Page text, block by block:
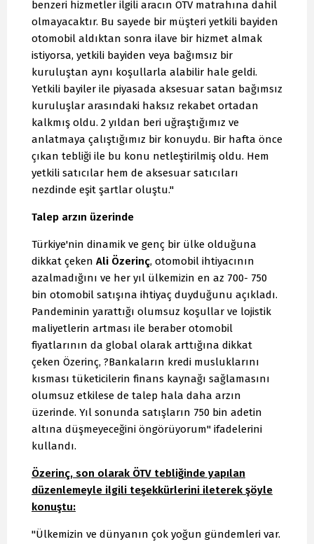
benzeri hizmetler ilgili aracın ÖTV matrahına dahil
olmayacaktır. Bu sayede bir müşteri yetkili bayiden
otomobil aldıktan sonra ilave bir hizmet almak
istiyorsa, yetkili bayiden veya bağımsız bir
kuruluştan aynı koşullarla alabilir hale geldi.
Yetkili bayiler ile piyasada aksesuar satan bağımsız
kuruluşlar arasındaki haksız rekabet ortadan
kalkmış oldu. 2 yıldan beri uğraştığımız ve
anlatmaya çalıştığımız bir konuydu. Bir hafta önce
çıkan tebliği ile bu konu netleştirilmiş oldu. Hem
yetkili satıcılar hem de aksesuar satıcıları
nezdinde eşit şartlar oluştu."
Talep arzın üzerinde
Türkiye'nin dinamik ve genç bir ülke olduğuna
dikkat çeken Ali Özerinç, otomobil ihtiyacının
azalmadığını ve her yıl ülkemizin en az 700- 750
bin otomobil satışına ihtiyaç duyduğunu açıkladı.
Pandeminin yarattığı olumsuz koşullar ve lojistik
maliyetlerin artması ile beraber otomobil
fiyatlarının da global olarak arttığına dikkat
çeken Özerinç, ?Bankaların kredi musluklarını
kısması tüketicilerin finans kaynağı sağlamasını
olumsuz etkilese de talep hala daha arzın
üzerinde. Yıl sonunda satışların 750 bin adetin
altına düşmeyeceğini öngörüyorum" ifadelerini
kullandı.
Özerinç, son olarak ÖTV tebliğinde yapılan
düzenlemeyle ilgili teşekkürlerini ileterek şöyle
konuştu:
"Ülkemizin ve dünyanın çok yoğun gündemleri var.